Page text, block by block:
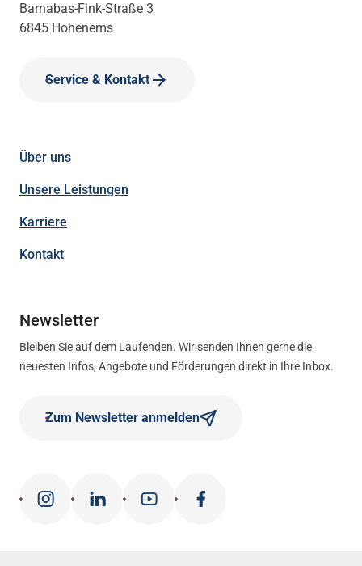
Barnabas-Fink-Straße 3
6845 Hohenems
Service & Kontakt
Über uns
Unsere Leistungen
Karriere
Kontakt
Newsletter
Bleiben Sie auf dem Laufenden. Wir senden Ihnen gerne die
neuesten Infos, Angebote und Förderungen direkt in Ihre Inbox.
Zum Newsletter anmelden